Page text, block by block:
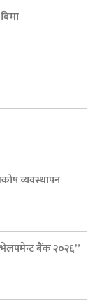
व्यवस्थापन
बैंक २०२६”